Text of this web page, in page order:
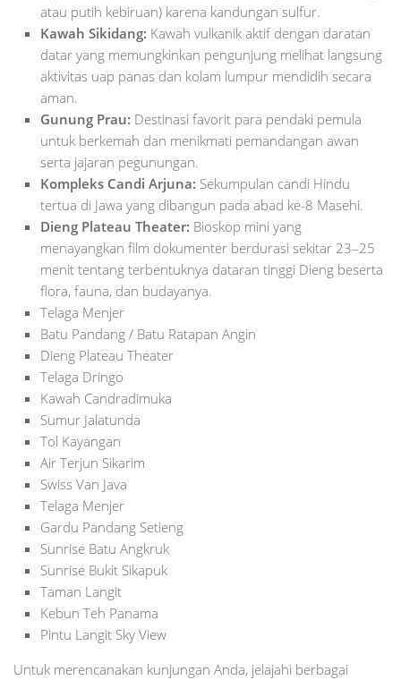
atau putih kebiruan) karena kandungan sulfur.
Kawah Sikidang: Kawah vulkanik aktif dengan daratan
datar yang memungkinkan pengunjung melihat langsung
aktivitas uap panas dan kolam lumpur mendidih secara
aman.
Gunung Prau: Destinasi favorit para pendaki pemula
untuk berkemah dan menikmati pemandangan awan
serta jajaran pegunungan.
Kompleks Candi Arjuna: Sekumpulan candi Hindu
tertua di Jawa yang dibangun pada abad ke-8 Masehi.
Dieng Plateau Theater: Bioskop mini yang
menayangkan film dokumenter berdurasi sekitar 23–25
menit tentang terbentuknya dataran tinggi Dieng beserta
flora, fauna, dan budayanya.
Telaga Menjer
Batu Pandang / Batu Ratapan Angin
Dieng Plateau Theater
Telaga Dringo
Kawah Candradimuka
Sumur Jalatunda
Tol Kayangan
Air Terjun Sikarim
Swiss Van Java
Telaga Menjer
Gardu Pandang Setieng
Sunrise Batu Angkruk
Sunrise Bukit Sikapuk
Taman Langit
Kebun Teh Panama
Pintu Langit Sky View
Untuk merencanakan kunjungan Anda, jelajahi berbagai